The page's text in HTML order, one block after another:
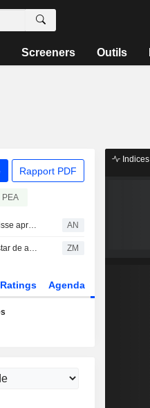
Screeners Outils
Rapport PDF
PEA
Le FTSE 100 clôture en baisse après avoir atteint un nouveau sommet historique AN
EXPERIAN PLC : Morningstar de acheteur à neutre sur le titre ZM
Ratings Agenda
Indices